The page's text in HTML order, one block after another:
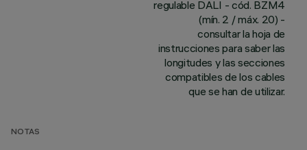
regulable DALI - cód. BZM4
(mín. 2 / máx. 20) -
consultar la hoja de
instrucciones para saber las
longitudes y las secciones
compatibles de los cables
que se han de utilizar.
NOTAS